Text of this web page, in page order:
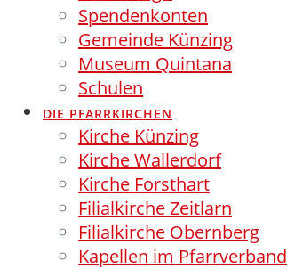
Spendenkonten
Gemeinde Künzing
Museum Quintana
Schulen
DIE PFARRKIRCHEN
Kirche Künzing
Kirche Wallerdorf
Kirche Forsthart
Filialkirche Zeitlarn
Filialkirche Obernberg
Kapellen im Pfarrverband